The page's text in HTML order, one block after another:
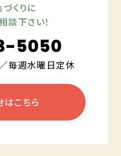
づくりに
談下さい！
5050
毎週水曜日定休
こちら